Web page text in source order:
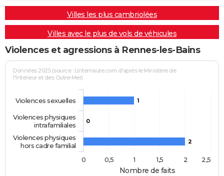
Villes les plus cambriolées
Villes avec le plus de vols de véhicules
Violences et agressions à Rennes-les-Bains
Nombre de faits
Données 2025 (source : Linternaute.com d'après le Ministère de
l'Intérieur et des Outre-Mer)
1
0
2
Violences sexuelles
Violences physiques
intrafamiliales
Violences physiques
hors cadre familial
0
0,5 1 1,5 2 2,5